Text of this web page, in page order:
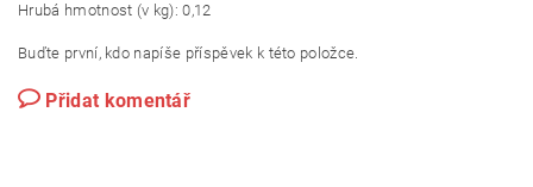
Hrubá hmotnost (v kg): 0,12
Buďte první, kdo napíše příspěvek k této položce.
Přidat komentář